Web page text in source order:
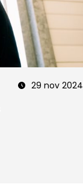
29 nov 2024